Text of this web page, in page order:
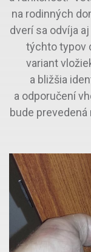
na rodinných
dverí sa odvíja
týchto typov
variant
a bližšia
a odporučení
bude